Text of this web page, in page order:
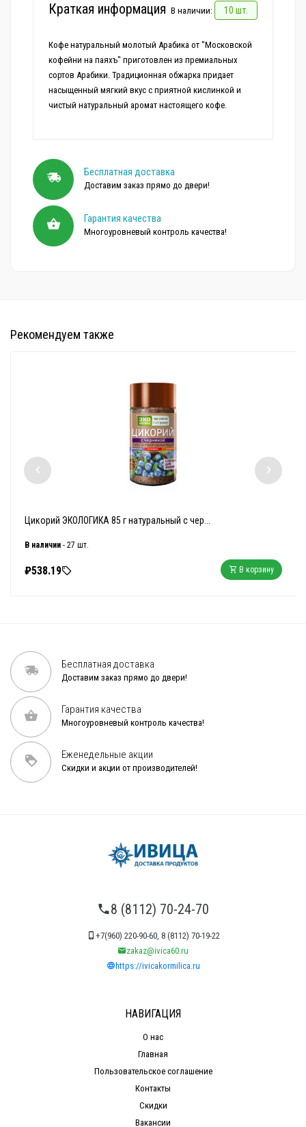
Краткая информация В наличии: 10 шт.
Кофе натуральный молотый Арабика от "Московской
кофейни на паяхъ" приготовлен из премиальных
сортов Арабики. Традиционная обжарка придает
насыщенный мягкий вкус с приятной кислинкой и
Бесплатная доставка
Доставим заказ прямо до двери!
Гарантия качества
Многоуровневый контроль качества!
Рекомендуем также
Цикорий ЭКОЛОГИКА 85 г натуральный с чер...
В наличии - 27 шт.
В корзину
₽538.19
Бесплатная доставка
Доставим заказ прямо до двери!
Гарантия качества
Многоуровневый контроль качества!
Еженедельные акции
Скидки и акции от производителей!
8 (8112) 70-24-70
+7(960) 220-90-60, 8 (8112) 70-19-22
zakaz@ivica60.ru
https://ivicakormilica.ru
НАВИГАЦИЯ
О нас
Главная
Пользовательское соглашение
Контакты
Скидки
Вакансии